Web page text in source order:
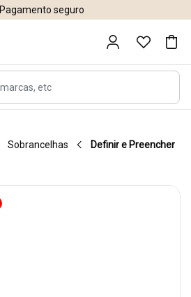
Pagamento seguro
Sobrancelhas Definir e Preencher